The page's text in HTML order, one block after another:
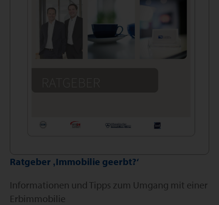
Ratgeber ‚Immobilie geerbt?‘
Informationen und Tipps zum Umgang mit einer
Erbimmobilie